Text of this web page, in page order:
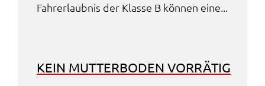
Fahr­erlaub­nis der Klas­se B können eine...
KEIN MUTTER­BO­DEN VORRÄ­TIG